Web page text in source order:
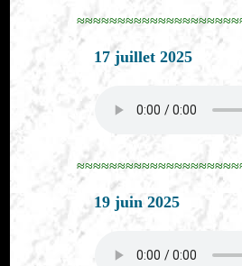
17 juillet 2025
19 juin 2025